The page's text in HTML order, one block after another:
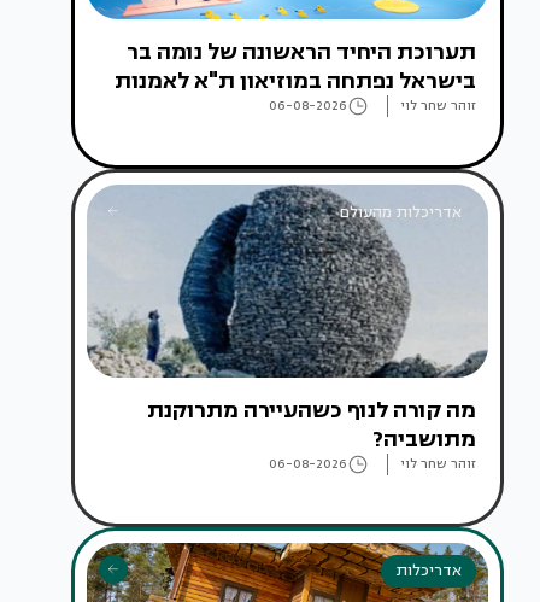
תערוכת היחיד הראשונה של נומה בר
בישראל נפתחה במוזיאון ת"א לאמנות
זוהר שחר לוי 06-08-2026
אדריכלות מהעולם
מה קורה לנוף כשהעיירה מתרוקנת
מתושביה?
זוהר שחר לוי 06-08-2026
אדריכלות